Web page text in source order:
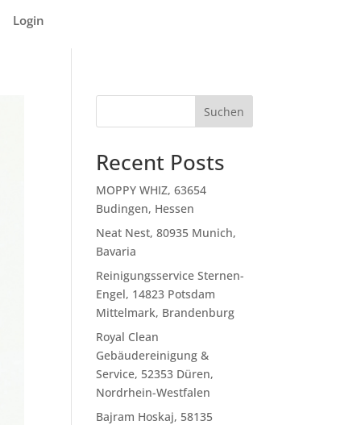
Login
Suchen
Recent Posts
MOPPY WHIZ, 63654
Budingen, Hessen
Neat Nest, 80935 Munich,
Bavaria
Reinigungsservice Sternen-
Engel, 14823 Potsdam
Mittelmark, Brandenburg
Royal Clean
Gebäudereinigung &
Service, 52353 Düren,
Nordrhein-Westfalen
Bajram Hoskaj, 58135